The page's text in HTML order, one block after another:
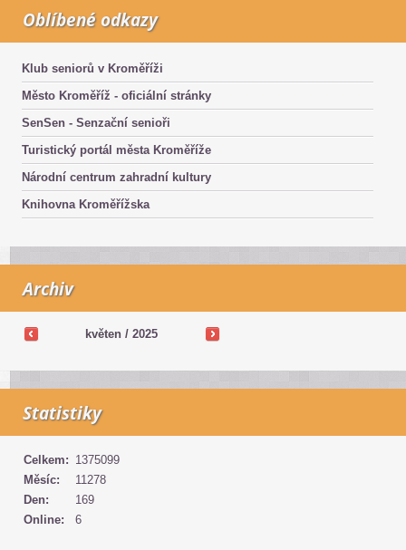
Oblíbené odkazy
Klub seniorů v Kroměříži
Město Kroměříž - oficiální stránky
SenSen - Senzační senioři
Turistický portál města Kroměříže
Národní centrum zahradní kultury
Knihovna Kroměřížska
Archiv
květen / 2025
Statistiky
Online: 6
Celkem: 1375099
Měsíc:
11278
Den:
169